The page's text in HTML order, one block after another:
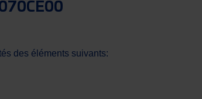
des éléments suivants: